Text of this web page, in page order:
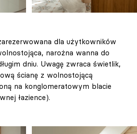
dla użytkowników
narożna wanna do
dniu. Uwagę zwraca świetlik,
ścianę z wolnostojącą
na konglomeratowym blacie
łazience).